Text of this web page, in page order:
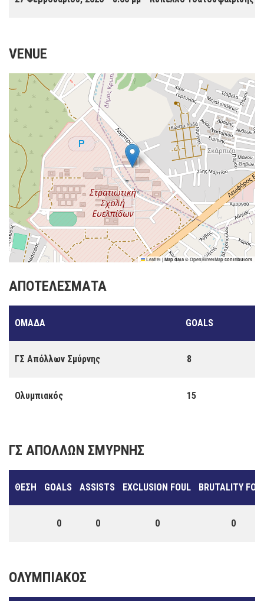
VENUE
Leaflet | Map data © OpenStreetMapcontributors
ΑΠΟΤΕΛΈΣΜΑΤΑ
ΟΜΆΔΑ GOALS
ΓΣ Απόλλων Σμύρνης 8
Ολυμπιακός 15
ΓΣ ΑΠΌΛΛΩΝ ΣΜΎΡΝΗΣ
ΘΈΣΗ GOALS ASSISTS EXCLUSION FOUL BRUTALITY
0 0 0 0
ΟΛΥΜΠΙΑΚΌΣ